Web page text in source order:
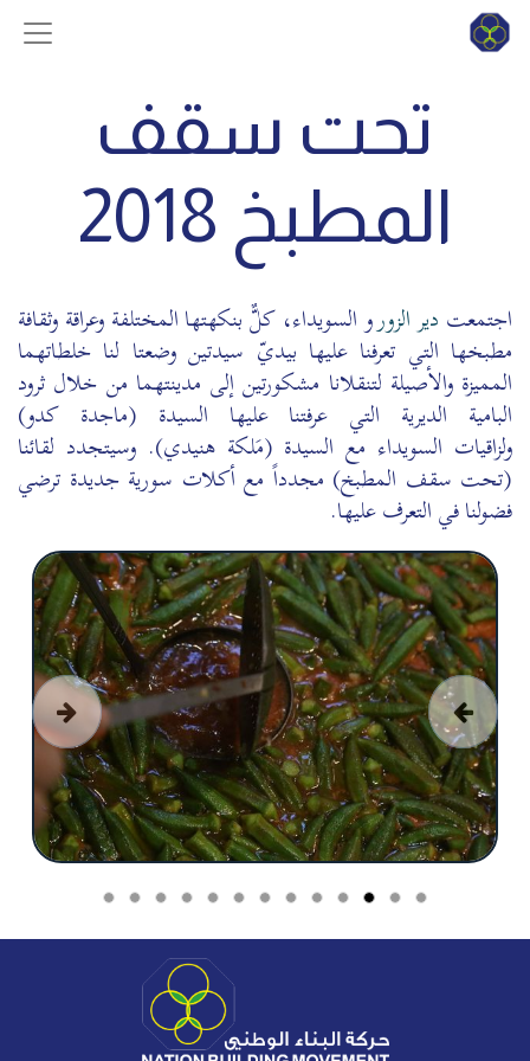
تحت سقف
المطبخ 2018
اجتمعت دير الزورو السويداء، كلٌّ بنكهتها المختلفة وعراقة وثقافة
مطبخها التي تعرفنا عليها بيديّ سيدتين وضعتا لنا خلطاتهما
المميزة والأصيلة لتنقلانا مشكورتين إلى مدينتهما من خلال ثرود
البامية الديرية التي عرفتنا عليها السيدة (ماجدة كدو)
ولزاقيات السويداء مع السيدة (مَلكة هنيدي). وسيتجدد لقائنا
(تحت سقف المطبخ) مجدداً مع أكلات سورية جديدة ترضي
فضولنا في التعرف عليها.
السابق التالي